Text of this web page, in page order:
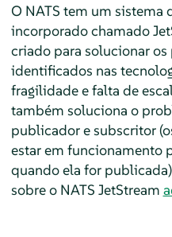
O NATS tem um
incorporado chamado
criado para solucionar
identificados nas
fragilidade e falta de
também soluciona o
publicador e subscritor
estar em funcionamento
quando ela for
sobre o NATS JetStream